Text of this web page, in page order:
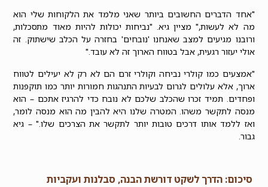
"אחד הדברים החשובים ביותר שאני מלמד את הלקוחות שלי הוא
מה לא לעשות," מציין גיא. "נביחות יכולות להיות מאוד מתסכלות,
ורובנו מגיעים למצב שאנחנו 'נובחים' בחזרה על הכלב שישתוק. זה
אולי יעזור רגעית, אבל בטווח הארוך זה לא עובד."
"אמצעים כמו קולרי נביחה וקולרי זרם הם לא רק לא יעילים לטווח
ארוך, אלא עלולים לגרום לבעיות התנהגות חמורות יותר כמו תוקפנות
ופחדים. תמיד זכרו שהכלב שלכם לא נובח כדי להרגיז אתכם – הוא
מנסה לתקשר משהו. המטרה שלנו היא להבין מה הוא מנסה לומר,
ואז ללמד אותו דרכים טובות יותר לתקשר את הצרכים שלו." – גיא
גבור.
סיכום: הדרך לשקט דורשת הבנה, סבלנות ועקביות